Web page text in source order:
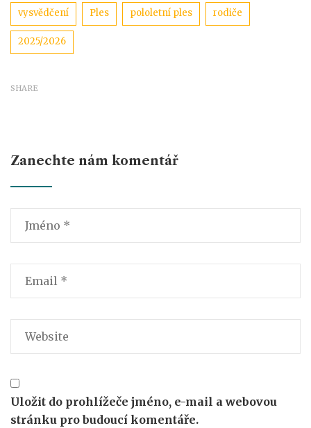
Štítky
vysvědčení Ples pololetní ples rodiče
2025/2026
SHARE
Zanechte nám komentář
Uložit do prohlížeče jméno, e-mail a webovou
stránku pro budoucí komentáře.